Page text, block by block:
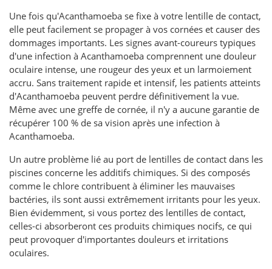
Une fois qu'Acanthamoeba se fixe à votre lentille de contact,
elle peut facilement se propager à vos cornées et causer des
dommages importants. Les signes avant-coureurs typiques
d'une infection à Acanthamoeba comprennent une douleur
oculaire intense, une rougeur des yeux et un larmoiement
accru. Sans traitement rapide et intensif, les patients atteints
d'Acanthamoeba peuvent perdre définitivement la vue.
Même avec une greffe de cornée, il n'y a aucune garantie de
récupérer 100 % de sa vision après une infection à
Acanthamoeba.
Un autre problème lié au port de lentilles de contact dans les
piscines concerne les additifs chimiques. Si des composés
comme le chlore contribuent à éliminer les mauvaises
bactéries, ils sont aussi extrêmement irritants pour les yeux.
Bien évidemment, si vous portez des lentilles de contact,
celles-ci absorberont ces produits chimiques nocifs, ce qui
peut provoquer d'importantes douleurs et irritations
oculaires.